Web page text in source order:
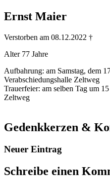
Ernst Maier
Verstorben am 08.12.2022 †
Alter 77 Jahre
Aufbahrung: am Samstag, dem
Verabschiedungshalle Zeltweg
Trauerfeier: am selben Tag um
Zeltweg
Gedenkkerzen &
Neuer Eintrag
Schreibe einen